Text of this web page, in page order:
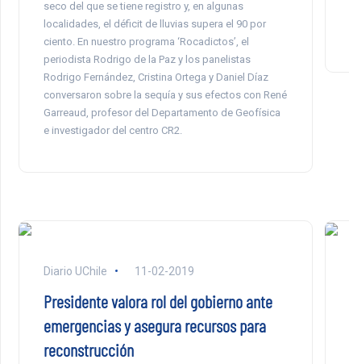
seco del que se tiene registro y, en algunas
localidades, el déficit de lluvias supera el 90 por
ciento. En nuestro programa ‘Rocadictos’, el
periodista Rodrigo de la Paz y los panelistas
Rodrigo Fernández, Cristina Ortega y Daniel Díaz
conversaron sobre la sequía y sus efectos con René
Garreaud, profesor del Departamento de Geofísica
e investigador del centro CR2.
Diario UChile 11-02-2019
Presidente valora rol del gobierno ante
emergencias y asegura recursos para
reconstrucción